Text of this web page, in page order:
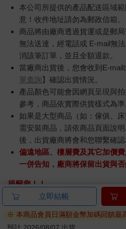
本公司所提供的產品配送區域
意！收件地址請勿為郵政信箱。
商品將由廠商透過貨運或是郵
無法送達，經電話或 E-mail無
消該筆訂單，並且全額退款。
當廠商出貨後，您會收到E-
單查詢】確認出貨情況。
產品顏色可能會因網頁呈現與
參考，商品依實際供貨樣式為準
如果是大型商品（如：傢俱、
需安裝商品，請依商品頁面說
後，出貨廠商將會和您聯繫確認
偏遠地區、樓層費及其它加價
一併告知，廠商將保留出貨與否
提醒您！！
金石堂及銀行均不會請您操作
ATM提款機，請不要聽從指示，以
退換貨須知：